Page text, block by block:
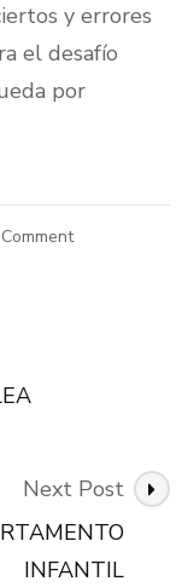
y errores
el desafío
por
on
Next Post
INFANTIL